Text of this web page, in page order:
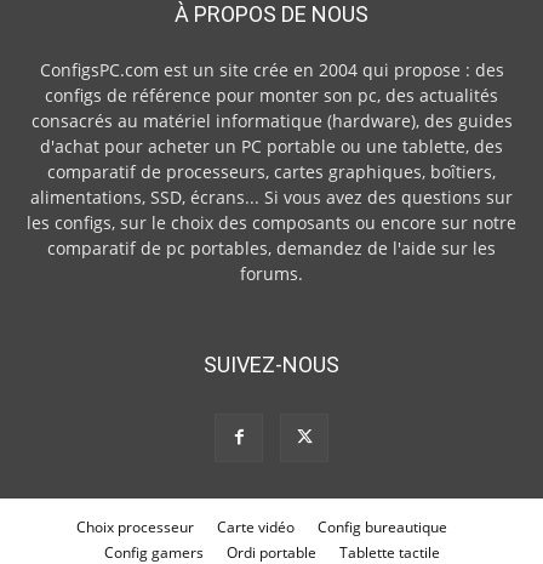
À PROPOS DE NOUS
ConfigsPC.com est un site crée en 2004 qui propose : des
configs de référence pour monter son pc, des actualités
consacrés au matériel informatique (hardware), des guides
d'achat pour acheter un PC portable ou une tablette, des
comparatif de processeurs, cartes graphiques, boîtiers,
alimentations, SSD, écrans... Si vous avez des questions sur
les configs, sur le choix des composants ou encore sur notre
comparatif de pc portables, demandez de l'aide sur les
forums.
SUIVEZ-NOUS
Choix processeur Carte vidéo
Config bureautique
Config gamers
Ordi portable Tablette tactile